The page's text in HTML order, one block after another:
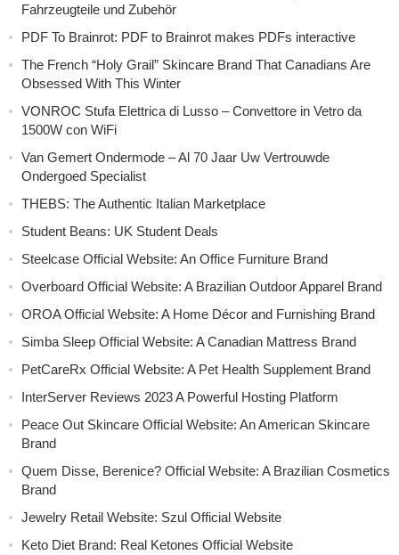
Fahrzeugteile und Zubehör
PDF To Brainrot: PDF to Brainrot makes PDFs interactive
The French “Holy Grail” Skincare Brand That Canadians Are
Obsessed With This Winter
VONROC Stufa Elettrica di Lusso – Convettore in Vetro da
1500W con WiFi
Van Gemert Ondermode – Al 70 Jaar Uw Vertrouwde
Ondergoed Specialist
THEBS: The Authentic Italian Marketplace
Student Beans: UK Student Deals
Steelcase Official Website: An Office Furniture Brand
Overboard Official Website: A Brazilian Outdoor Apparel Brand
OROA Official Website: A Home Décor and Furnishing Brand
Simba Sleep Official Website: A Canadian Mattress Brand
PetCareRx Official Website: A Pet Health Supplement Brand
InterServer Reviews 2023 A Powerful Hosting Platform
Peace Out Skincare Official Website: An American Skincare
Brand
Quem Disse, Berenice? Official Website: A Brazilian Cosmetics
Brand
Jewelry Retail Website: Szul Official Website
Keto Diet Brand: Real Ketones Official Website